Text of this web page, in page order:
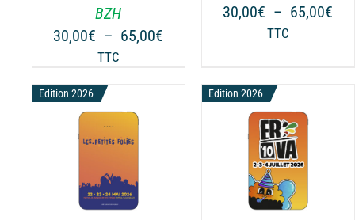
BZH
30,00€ – 65,00€
TTC
PEUVENT
ÊTRE
CHOISIES
SUR
LA
PAGE
PRODUIT
30,00€ – 65,00€
TTC
PEUVENT
ÊTRE
CHOISIES
LA
PAGE
DU
PRODUIT
Edition 2026 Edition 2026
CE
PRODUIT
A
/ DÉTAILS
CHOIX DES OPTIONS
CE
PRODUIT
A
/